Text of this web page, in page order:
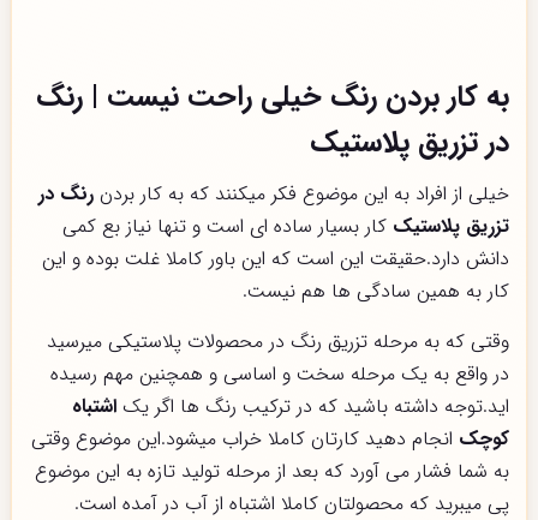
به کار بردن رنگ خیلی راحت نیست | رنگ
در تزریق پلاستیک
خیلی از افراد به این موضوع فکر میکنند که به کار بردن رنگ در
تزریق پلاستیک کار بسیار ساده ای است و تنها نیاز بع کمی
دانش دارد.حقیقت این است که این باور کاملا غلت بوده و این
کار به همین سادگی ها هم نیست.
وقتی که به مرحله تزریق رنگ در محصولات پلاستیکی میرسید
در واقع به یک مرحله سخت و اساسی و همچنین مهم رسیده
اید.توجه داشته باشید که در ترکیب رنگ ها اگر یک اشتباه
کوچک انجام دهید کارتان کاملا خراب میشود.این موضوع وقتی
به شما فشار می آورد که بعد از مرحله تولید تازه به این موضوع
پی میبرید که محصولتان کاملا اشتباه از آب در آمده است.